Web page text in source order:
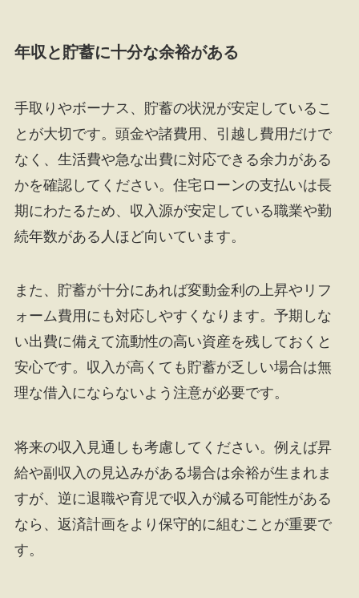
年収と貯蓄に十分な余裕がある
手取りやボーナス、貯蓄の状況が安定しているこ
とが大切です。頭金や諸費用、引越し費用だけで
なく、生活費や急な出費に対応できる余力がある
かを確認してください。住宅ローンの支払いは長
期にわたるため、収入源が安定している職業や勤
続年数がある人ほど向いています。
また、貯蓄が十分にあれば変動金利の上昇やリフ
ォーム費用にも対応しやすくなります。予期しな
い出費に備えて流動性の高い資産を残しておくと
安心です。収入が高くても貯蓄が乏しい場合は無
理な借入にならないよう注意が必要です。
将来の収入見通しも考慮してください。例えば昇
給や副収入の見込みがある場合は余裕が生まれま
すが、逆に退職や育児で収入が減る可能性がある
なら、返済計画をより保守的に組むことが重要で
す。